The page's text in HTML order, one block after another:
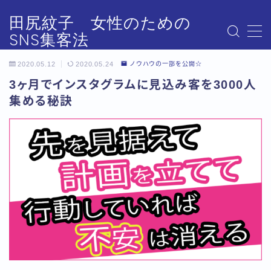
田尻紋子 女性のための
SNS集客法
MENU
#2143 (タイトルなし)
icompanistが「あなた」にできること
Instagramの認知を圧倒的に増やす
Instagramスタートダッシュマニュアル
Instagramモデリング先事例
Instagram映えしないInstagram集客専門家
Instagram集客アカデミー
L Instagram集客アカデミー
SNS集客アカデミー強化合宿セミナーダイジェスト版
①♩ Instagram集客アカデミー
②♩ Instagram集客アカデミー
③♩ Instagram集客アカデミー
④♩ Instagram集客アカデミー
⑤♩ Instagram集客アカデミー
2020.05.12 2020.05.24 ノウハウの一部を公開☆
3ヶ月でインスタグラムに見込み客を3000人
集める秘訣